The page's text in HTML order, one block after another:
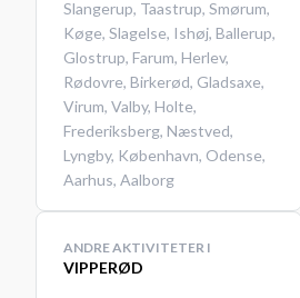
Slangerup, Taastrup, Smørum,
Køge, Slagelse, Ishøj, Ballerup,
Glostrup, Farum, Herlev,
Rødovre, Birkerød, Gladsaxe,
Virum, Valby, Holte,
Frederiksberg, Næstved,
Lyngby, København, Odense,
Aarhus, Aalborg
ANDRE AKTIVITETER I
VIPPERØD